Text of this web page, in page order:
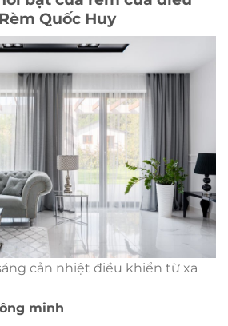
Quốc Huy
cản nhiệt điều khiển từ xa
minh